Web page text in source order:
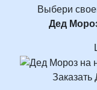
Выбери
Дед